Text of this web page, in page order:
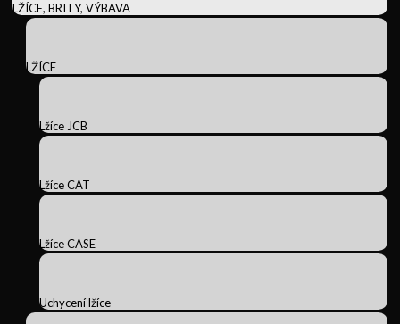
LŽÍCE, BRITY, VÝBAVA
LŽÍCE
Lžíce JCB
Lžíce CAT
Lžíce CASE
Uchycení lžíce